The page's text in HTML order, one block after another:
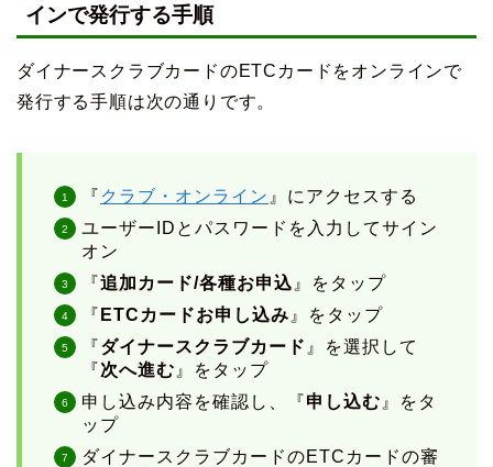
インで発行する手順
ダイナースクラブカードのETCカードをオンラインで
発行する手順は次の通りです。
『 クラブ・オンライン 』にアクセスする
ユーザーIDとパスワードを入力してサイン
オン
『追加カード/各種お申込 』をタップ
『 ETCカードお申し込み 』をタップ
『ダイナースクラブカード 』を選択して
『次へ進む 』をタップ
申し込み内容を確認し、『申し込む 』をタ
ップ
ダイナースクラブカードのETCカードの審